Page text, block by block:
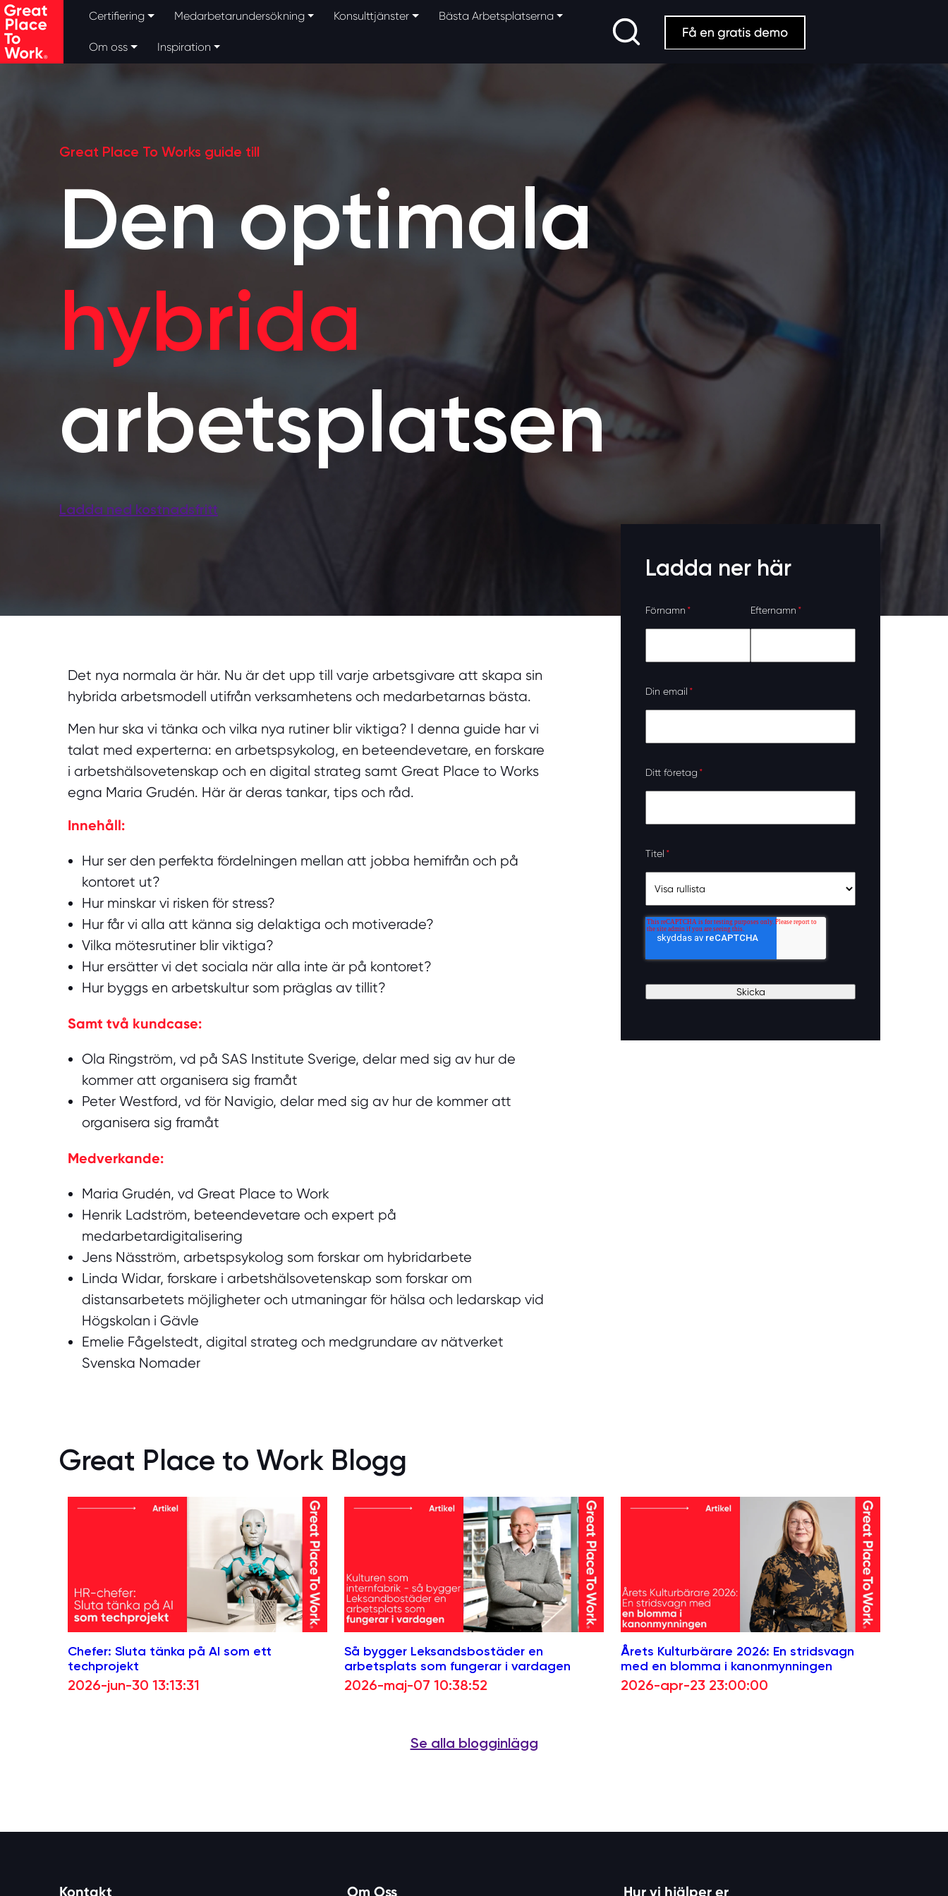
Skip to main content
Certifiering Medarbetarundersökning Konsulttjänster Bästa Arbetsplatserna
Om oss Inspiration
Search
Great Place To Works guide till
Den optimala
hybrida
arbetsplatsen
Ladda ned kostnadsfritt
Det nya normala är här. Nu är det upp till varje arbetsgivare att skapa sin
hybrida arbetsmodell utifrån verksamhetens och medarbetarnas bästa.
Men hur ska vi tänka och vilka nya rutiner blir viktiga? I denna guide har vi
talat med experterna: en arbetspsykolog, en beteendevetare, en forskare
i arbetshälsovetenskap och en digital strateg samt Great Place to Works
egna Maria Grudén. Här är deras tankar, tips och råd.
Innehåll:
Hur ser den perfekta fördelningen mellan att jobba hemifrån och på
kontoret ut?
Hur minskar vi risken för stress?
Hur får vi alla att känna sig delaktiga och motiverade?
Vilka mötesrutiner blir viktiga?
Hur ersätter vi det sociala när alla inte är på kontoret?
Hur byggs en arbetskultur som präglas av tillit?
Samt två kundcase:
Ola Ringström, vd på SAS Institute Sverige, delar med sig av hur de
kommer att organisera sig framåt
Peter Westford, vd för Navigio, delar med sig av hur de kommer att
organisera sig framåt
Medverkande:
Maria Grudén, vd Great Place to Work
Henrik Ladström, beteendevetare och expert på
medarbetardigitalisering
Jens Näsström, arbetspsykolog som forskar om hybridarbete
Linda Widar, forskare i arbetshälsovetenskap som forskar om
distansarbetets möjligheter och utmaningar för hälsa och ledarskap vid
Högskolan i Gävle
Emelie Fågelstedt, digital strateg och medgrundare av nätverket
Svenska Nomader
Ladda ner här
Förnamn * Efternamn *
Din email *
Ditt företag *
Titel *
Great Place to Work Blogg
Chefer: Sluta tänka på AI som ett
techprojekt
2026-jun-30 13:13:31
Så bygger Leksandsbostäder en
arbetsplats som fungerar i vardagen
2026-maj-07 10:38:52
Årets Kulturbärare 2026: En stridsvagn
med en blomma i kanonmynningen
2026-apr-23 23:00:00
Se alla blogginlägg
Kontakt Om Oss Hur vi hjälper er